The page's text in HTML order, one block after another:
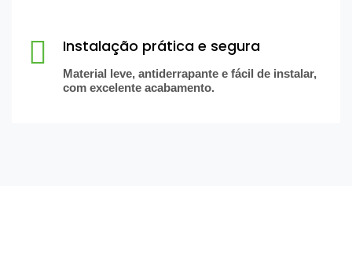
Instalação prática e segura
Material leve, antiderrapante e fácil de instalar,
com excelente acabamento.